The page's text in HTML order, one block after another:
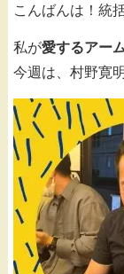
こんばんは！統
私が愛するアー
今週は、村野寛明